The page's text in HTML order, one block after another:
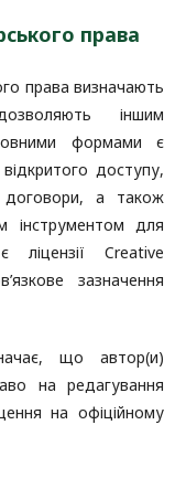
права
права визначають
іншим
формами є
доступу,
договори, а також
інструментом для
ліцензії Creative
зазначення
що автор(и)
на редагування
на офіційному